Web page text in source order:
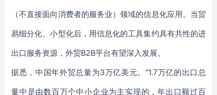
（不直接面向消费者的服务业）领域的信息化应用。当贸
易细分化、小型化后，用信息化的工具集约具有共性的进
出口服务资源，外贸B2B平台有望深入发展。
据悉，中国年外贸总量为3万亿美元。“1.7万亿的出口总
量中是由数百万个中小企业为主实现的，年出口额过百